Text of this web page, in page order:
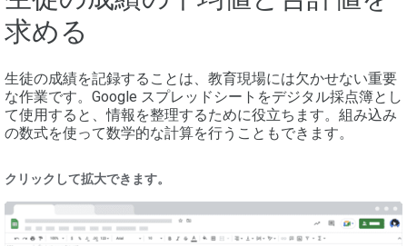
求める
生徒の成績を記録することは、教育現場には欠かせない重要
な作業です。Google スプレッドシートをデジタル採点簿とし
て使用すると、情報を整理するために役立ちます。組み込み
の数式を使って数学的な計算を行うこともできます。
クリックして拡大できます。